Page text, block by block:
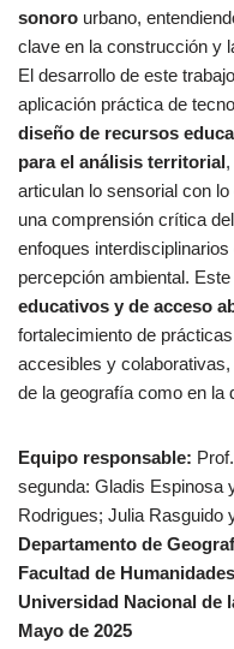
sonoro urbano,
clave en la construcción y
El desarrollo de este
aplicación práctica de
diseño de recursos
para el análisis territorial
articulan lo sensorial con
una comprensión crítica
enfoques
percepción ambiental.
educativos y de acceso
fortalecimiento de
accesibles y
de la geografía como en la
Equipo responsable:
segunda: Gladis Espinosa
Rodrigues; Julia Rasguido
Departamento de
Facultad de
Universidad Nacional de
Mayo de 2025